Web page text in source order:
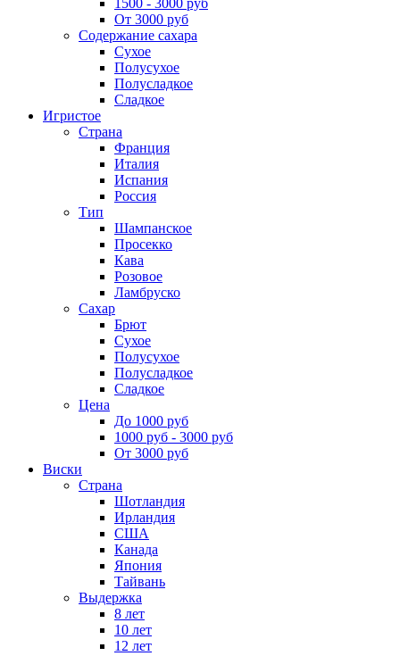
От 3000 руб
Содержание сахара
Сухое
Полусухое
Полусладкое
Сладкое
Игристое
Страна
Франция
Италия
Испания
Россия
Тип
Шампанское
Просекко
Кава
Розовое
Ламбруско
Сахар
Брют
Сухое
Полусухое
Полусладкое
Сладкое
Цена
До 1000 руб
1000 руб - 3000 руб
От 3000 руб
Виски
Страна
Шотландия
Ирландия
США
Канада
Япония
Тайвань
Выдержка
8 лет
10 лет
12 лет